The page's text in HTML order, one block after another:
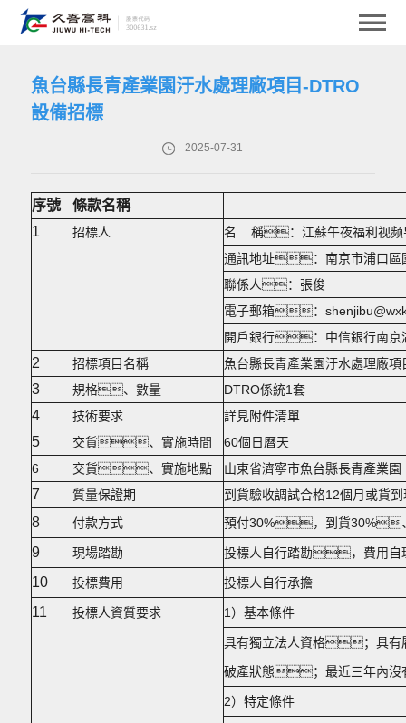
魚台縣長青產業園汙水處理廠項目-DTRO
設備招標
2025-07-31
序號
條款名稱
1
招標人
名 稱：江蘇午夜福利视频
通訊地址：南京市浦
聯係人：張俊 聯
電子郵箱：
開戶銀行：中信銀行南
2 招標項目名稱 魚台縣長青產業園汙水處理廠項
3 規格、數量 DTRO係統1套
4 技術要求 詳見附件清單
5 交貨、實施時間
60個日曆天
6
交貨、實施地點 山東省濟寧市魚台縣長青產業園
7 質量保證期 到貨驗收調試合格12個月或
8 付款方式 預付30%，到貨30%
9 現場踏勘 投標人自行踏勘，費用
10 投標費用 投標人自行承擔
11 投標人資質要求 1）基本條件
具有獨立法人資格；具
破產狀態；最近三年內
2）特定條件